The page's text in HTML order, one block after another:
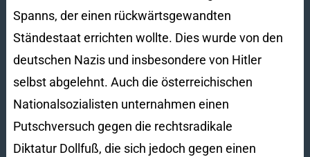
Spanns, der einen rückwärtsgewandten
Ständestaat errichten wollte. Dies wurde von den
deutschen Nazis und insbesondere von Hitler
selbst abgelehnt. Auch die österreichischen
Nationalsozialisten unternahmen einen
Putschversuch gegen die rechtsradikale
Diktatur Dollfuß, die sich jedoch gegen einen